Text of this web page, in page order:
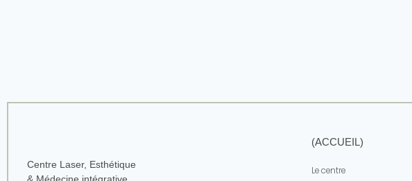
Centre Laser, Esthétique
(ACCUEIL)
Le centre